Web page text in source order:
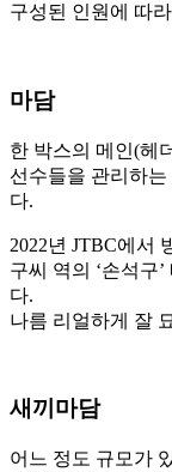
구성된 인원에 따
마담
한 박스의 메인(헤
선수들을 관리하
다.
2022년 JTBC에서
구씨 역의 ‘손석구
다.
나름 리얼하게 잘
새끼마담
어느 정도 규모가